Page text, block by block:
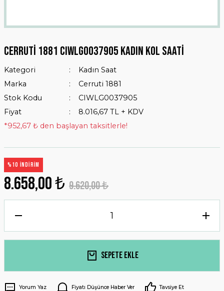
Cerruti 1881 CIWLG0037905 Kadın Kol Saati
Kategori
Kadın Saat
Marka
Cerruti 1881
Stok Kodu
CIWLG0037905
Fiyat
8.016,67 TL + KDV
*952,67 ₺ den başlayan taksitlerle!
%10 İNDİRİM
8.658,00 ₺ 9.620,00 ₺
Sepete Ekle
Yorum Yaz Fiyatı Düşünce Haber Ver Tavsiye Et